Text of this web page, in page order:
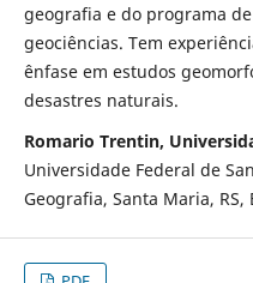
geografia e do programa
geociências. Tem
ênfase em estudos
desastres naturais.
Romario Trentin,
Universidade Federal de
Geografia, Santa Maria, RS,